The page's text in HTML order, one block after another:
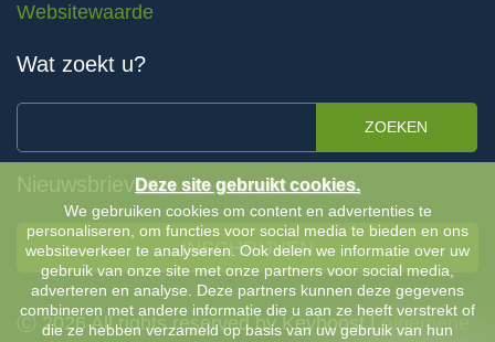
Websitewaarde
Wat zoekt u?
ZOEKEN
Nieuwsbrieven
INSCHRIJVEN
Ⓒ 2026 All rights reserved by Keyboost |Algemene
Deze site gebruikt cookies.
We gebruiken cookies om content en advertenties te
personaliseren, om functies voor social media te bieden en ons
websiteverkeer te analyseren. Ook delen we informatie over uw
gebruik van onze site met onze partners voor social media,
adverteren en analyse. Deze partners kunnen deze gegevens
combineren met andere informatie die u aan ze heeft verstrekt of
die ze hebben verzameld op basis van uw gebruik van hun